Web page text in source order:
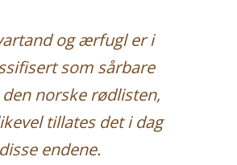
og ærfugl er i
som sårbare
den norske rødlisten,
tillates det i dag
endene.